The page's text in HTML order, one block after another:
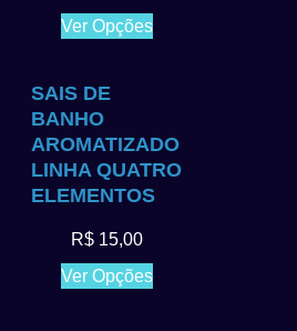
Ver Opções
SAIS DE
BANHO
AROMATIZADO
LINHA QUATRO
ELEMENTOS
R$ 15,00
Ver Opções